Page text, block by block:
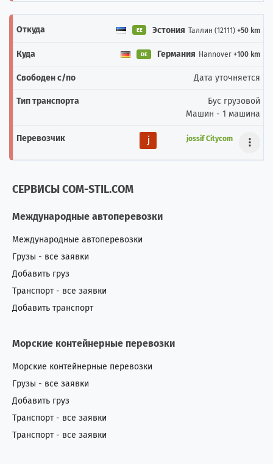
EE Эстония Таллин (12111) +50 km
DE Германия Hannover +100 km
Дата уточняется
Бус грузовой
Машин - 1 машина
jossif Citycom
СЕРВИСЫ COM-STIL.COM
Международные автоперевозки
Международные автоперевозки
Грузы - все заявки
Добавить груз
Транспорт - все заявки
Добавить транспорт
Морские контейнерные перевозки
Морские контейнерные перевозки
Грузы - все заявки
Добавить груз
Транспорт - все заявки
Транспорт - все заявки